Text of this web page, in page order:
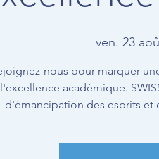
ven. 23
nous pour marquer
l'excellence académique.